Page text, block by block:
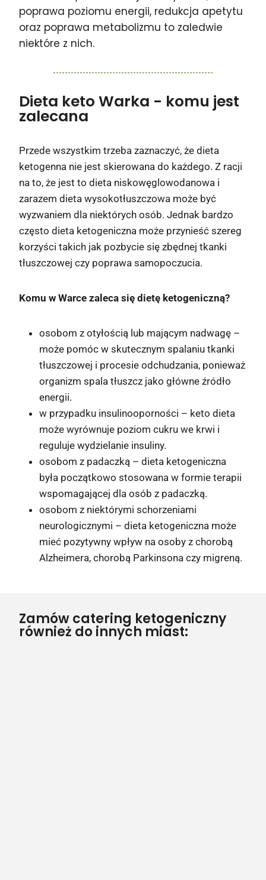
poprawa poziomu energii, redukcja apetytu
oraz poprawa metabolizmu to zaledwie
niektóre z nich.
Dieta keto Warka - komu jest
zalecana
Przede wszystkim trzeba zaznaczyć, że dieta
ketogenna nie jest skierowana do każdego. Z racji
na to, że jest to dieta niskowęglowodanowa i
zarazem dieta wysokotłuszczowa może być
wyzwaniem dla niektórych osób. Jednak bardzo
często dieta ketogeniczna może przynieść szereg
korzyści takich jak pozbycie się zbędnej tkanki
tłuszczowej czy poprawa samopoczucia.
Komu w Warce zaleca się dietę ketogeniczną?
osobom z otyłością lub mającym nadwagę –
może pomóc w skutecznym spalaniu tkanki
tłuszczowej i procesie odchudzania, ponieważ
organizm spala tłuszcz jako główne źródło
energii.
w przypadku insulinooporności – keto dieta
może wyrównuje poziom cukru we krwi i
reguluje wydzielanie insuliny.
osobom z padaczką – dieta ketogeniczna
była początkowo stosowana w formie terapii
wspomagającej dla osób z padaczką.
osobom z niektórymi schorzeniami
neurologicznymi – dieta ketogeniczna może
mieć pozytywny wpływ na osoby z chorobą
Alzheimera, chorobą Parkinsona czy migreną.
Zamów catering ketogeniczny
również do innych miast: